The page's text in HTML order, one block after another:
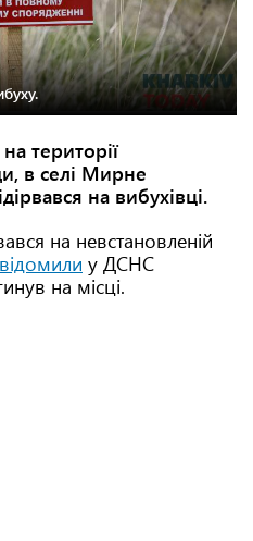
території
в селі Мирне
на вибухівці.
на невстановленій
у ДСНС
на місці.